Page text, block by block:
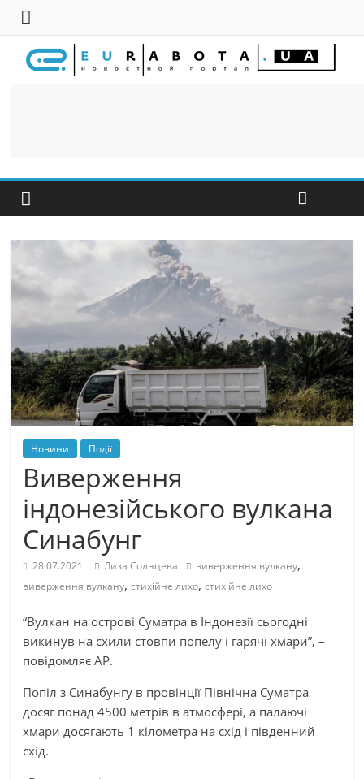
Новини Події
Виверження
індонезійського вулкана
Синабунг
28.07.2021 Лиза Солнцева виверження вулкану,
виверження вулкану,стихійне лихо,стихійне лихо
“Вулкан на острові Суматра в Індонезії сьогодні
викинув на схили стовпи попелу і гарячі хмари”, –
повідомляє AP.
Попіл з Синабунгу в провінції Північна Суматра
досяг понад 4500 метрів в атмосфері, а палаючі
хмари досягають 1 кілометра на схід і південний
схід.